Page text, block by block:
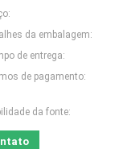
da embalagem:
de entrega:
de pagamento:
da fonte: